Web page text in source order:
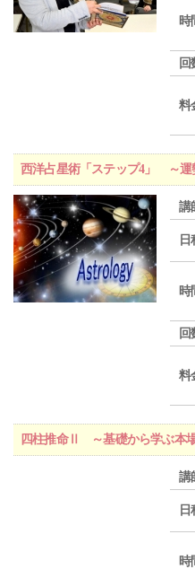
時
回
料
西洋占星術「ステップ4」 ～運
講
日
時
回
料
四柱推命Ⅱ ～基礎から学ぶ本
講
日
時